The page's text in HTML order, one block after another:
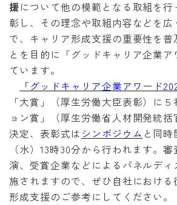
援について他の模範となる取組を
彰し、その理念や取組内容などを広
で、キャリア形成支援の重要性を普
とを目的に「グッドキャリア企業ア
ています。
「グッドキャリア企業アワード
「大賞」（厚生労働大臣表彰）に
ョン賞」（厚生労働省人材開発統
決定、表彰式は シンポジウム と同時
（水）13時30分から行われます。
演、受賞企業などによるパネルデ
施されますので、ぜひ自社における
形成支援のご参考にしてください。